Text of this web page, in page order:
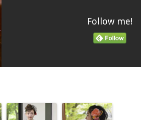
Follow me!